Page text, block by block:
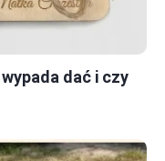
dać i czy